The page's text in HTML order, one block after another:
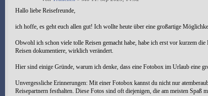
Hallo liebe Reisefreunde,
ich hoffe, es geht euch allen gut! Ich wollte heute über eine großartige
Obwohl ich schon viele tolle Reisen gemacht habe, habe ich erst vor kurzem
Reisen dokumentiere, wirklich verändert.
Hier sind einige Gründe, warum ich denke, dass eine Fotobox im Urlaub eine
Unvergessliche Erinnerungen: Mit einer Fotobox kannst du nicht nur
Reisepartnern festhalten. Diese Fotos sind oft diejenigen, die am meisten Spaß